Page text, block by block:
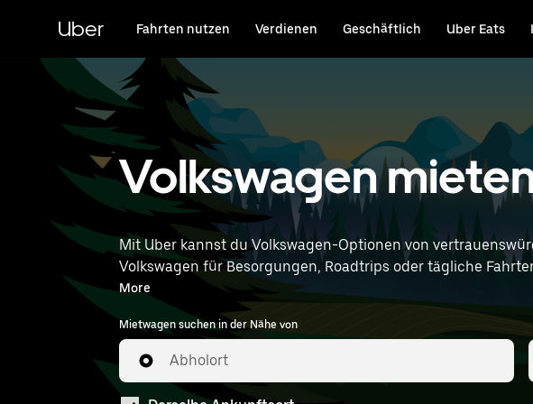
HauptinhaltUber Fahrten nutzen Verdienen Geschäftlich Uber Eats
Volkswagen
Mit Uber kannst du Volkswagen-Optionen von
Volkswagen für Besorgungen, Roadtrips oder tägliche
Wünschen entsprechen. Gib deine Zeit- und Standortangaben (z. B. Berlin Brandenburg Airport) ein, um Volkswagen-Vermietungen in deiner
Nähe zu finden.
More
Mietwagen suchen in der Nähe von
Abholort